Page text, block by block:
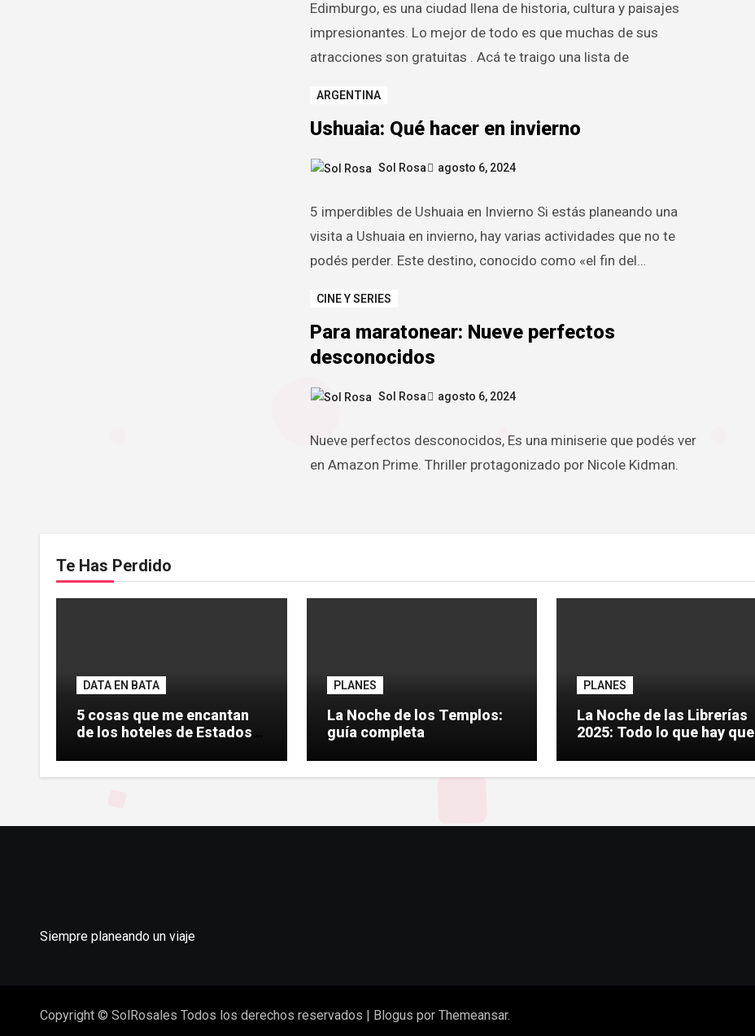
Edimburgo, es una ciudad llena de historia, cultura y paisajes
impresionantes. Lo mejor de todo es que muchas de sus
atracciones son gratuitas . Acá te traigo una lista de
ARGENTINA
Ushuaia: Qué hacer en invierno
Sol Rosa agosto 6, 2024
5 imperdibles de Ushuaia en Invierno Si estás planeando una
visita a Ushuaia en invierno, hay varias actividades que no te
podés perder. Este destino, conocido como «el fin del…
CINE Y SERIES
Para maratonear: Nueve perfectos
desconocidos
Sol Rosa agosto 6, 2024
Nueve perfectos desconocidos, Es una miniserie que podés ver
en Amazon Prime. Thriller protagonizado por Nicole Kidman.
Te Has Perdido
DATA EN BATA
5 cosas que me encantan
de los hoteles de Estados
PLANES
La Noche de los Templos:
guía completa
PLANES
La Noche de las Librerías
2025: Todo lo que hay que
Siempre planeando un viaje
Copyright © SolRosales Todos los derechos reservados | Blogus por Themeansar.